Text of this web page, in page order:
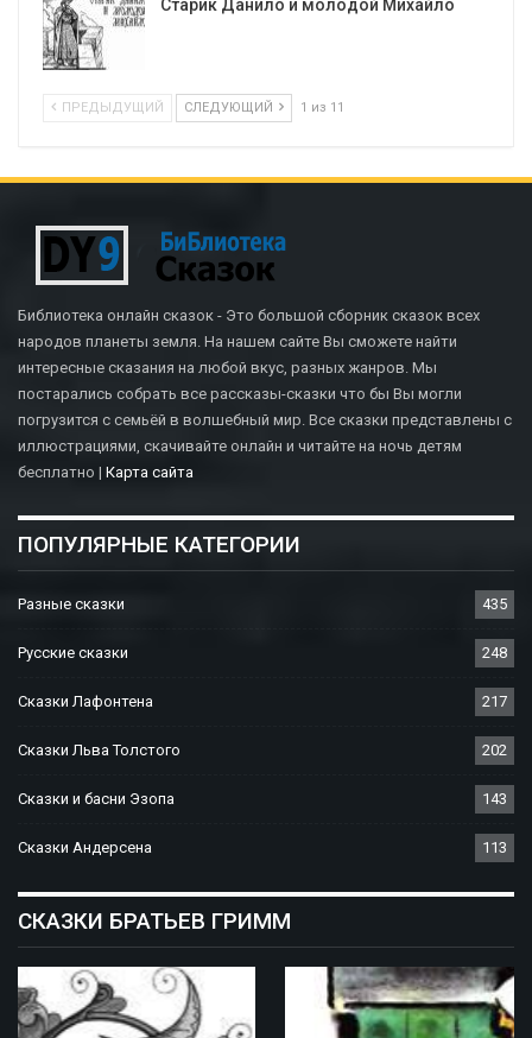
Старик Данило и молодой Михайло
ПРЕДЫДУЩИЙ СЛЕДУЮЩИЙ 1 из 11
Библиотека онлайн сказок - Это большой сборник сказок всех
народов планеты земля. На нашем сайте Вы сможете найти
интересные сказания на любой вкус, разных жанров. Мы
постарались собрать все рассказы-сказки что бы Вы могли
погрузится с семьёй в волшебный мир. Все сказки представлены с
иллюстрациями, скачивайте онлайн и читайте на ночь детям
бесплатно | Карта сайта
ПОПУЛЯРНЫЕ КАТЕГОРИИ
Разные сказки 435
Русские сказки 248
Сказки Лафонтена 217
Сказки Льва Толстого 202
Сказки и басни Эзопа 143
Сказки Андерсена 113
СКАЗКИ БРАТЬЕВ ГРИММ